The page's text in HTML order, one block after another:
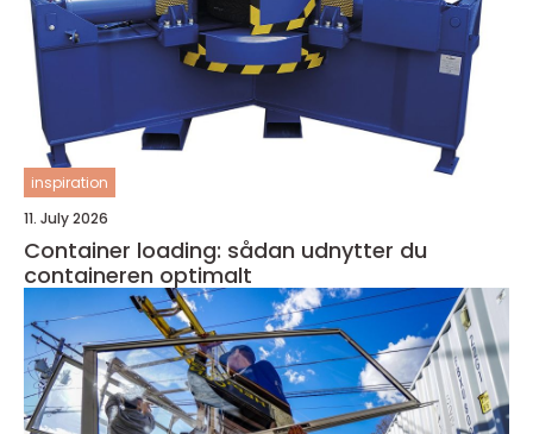
inspiration
11. July 2026
Container loading: sådan udnytter du
containeren optimalt